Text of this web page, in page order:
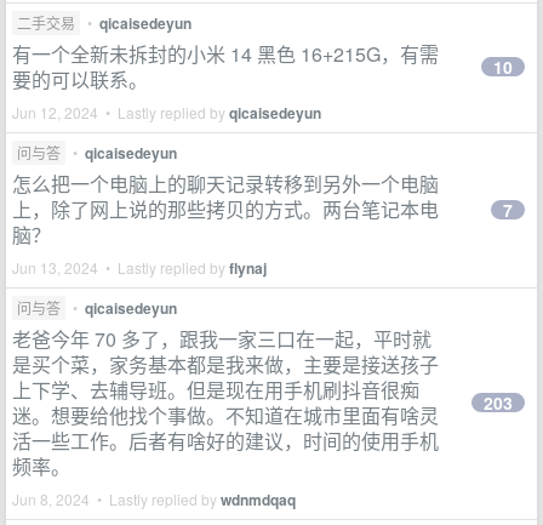
二手交易 • qicaisedeyun
有一个全新未拆封的小米 14 黑色 16+215G，有需
要的可以联系。
Jun 12, 2024 • Lastly replied byqicaisedeyun
10
问与答 • qicaisedeyun
怎么把一个电脑上的聊天记录转移到另外一个电脑
上，除了网上说的那些拷贝的方式。两台笔记本电
脑？
Jun 13, 2024 • Lastly replied byflynaj
7
问与答 • qicaisedeyun
老爸今年 70 多了，跟我一家三口在一起，平时就
是买个菜，家务基本都是我来做，主要是接送孩子
上下学、去辅导班。但是现在用手机刷抖音很痴
迷。想要给他找个事做。不知道在城市里面有啥灵
活一些工作。后者有啥好的建议，时间的使用手机
频率。
Jun 8, 2024 • Lastly replied bywdnmdqaq
203